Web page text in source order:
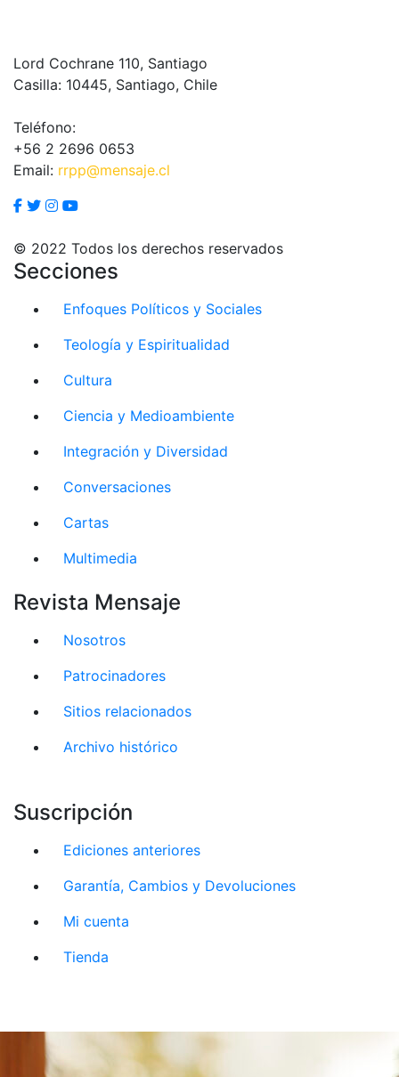
Lord Cochrane 110, Santiago
Casilla: 10445, Santiago, Chile
Teléfono:
+56 2 2696 0653
Email: rrpp@mensaje.cl
© 2022 Todos los derechos reservados
Secciones
Enfoques Políticos y Sociales
Teología y Espiritualidad
Cultura
Ciencia y Medioambiente
Integración y Diversidad
Conversaciones
Cartas
Multimedia
Revista Mensaje
Nosotros
Patrocinadores
Sitios relacionados
Archivo histórico
Suscripción
Ediciones anteriores
Garantía, Cambios y Devoluciones
Mi cuenta
Tienda